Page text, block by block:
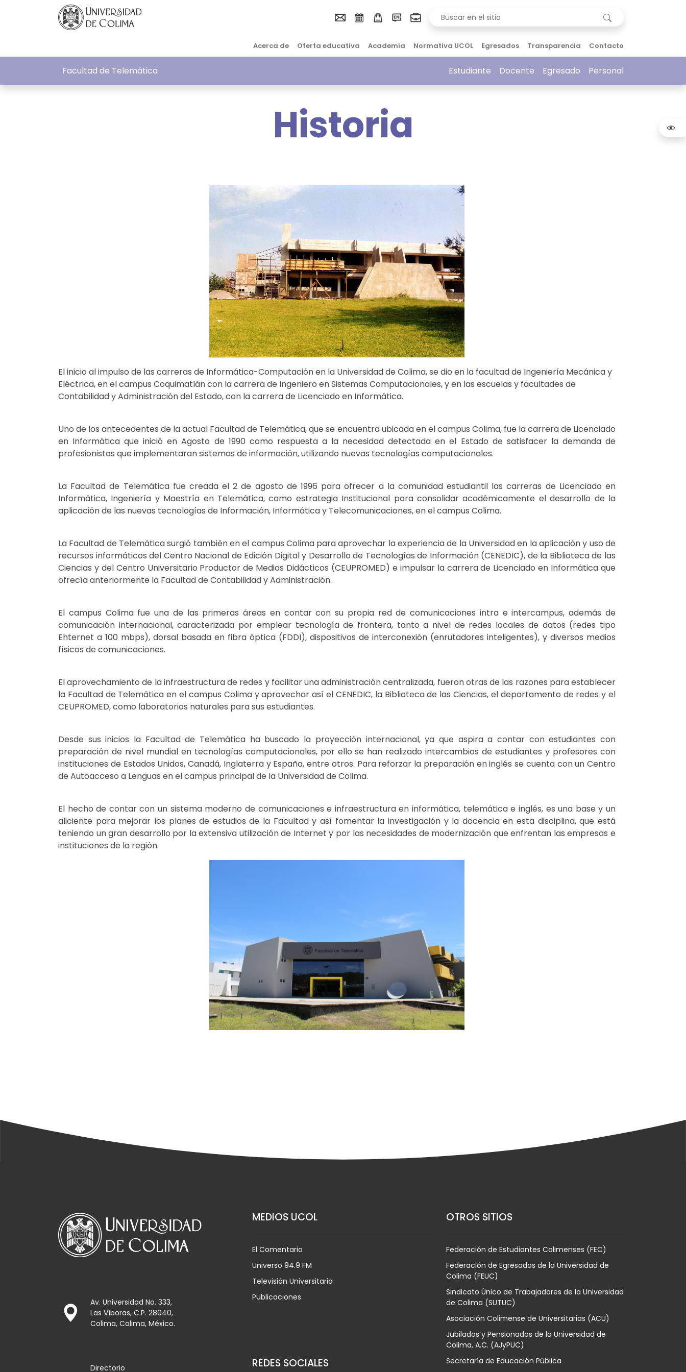
Acerca de Oferta educativa Academia Normativa UCOL Egresados Transparencia Contacto
Facultad de Telemática Estudiante Docente Egresado Personal
Historia
El inicio al impulso de las carreras de Informática-Computación en la Universidad de Colima, se dio en la facultad de Ingeniería Mecánica y
Eléctrica, en el campus Coquimatlán con la carrera de Ingeniero en Sistemas Computacionales, y en las escuelas y facultades de
Contabilidad y Administración del Estado, con la carrera de Licenciado en Informática.
Uno de los antecedentes de la actual Facultad de Telemática, que se encuentra ubicada en el campus Colima, fue la carrera de Licenciado
en Informática que inició en Agosto de 1990 como respuesta a la necesidad detectada en el Estado de satisfacer la demanda de
profesionistas que implementaran sistemas de información, utilizando nuevas tecnologías computacionales.
La Facultad de Telemática fue creada el 2 de agosto de 1996 para ofrecer a la comunidad estudiantil las carreras de Licenciado en
Informática, Ingeniería y Maestría en Telemática, como estrategia Institucional para consolidar académicamente el desarrollo de la
aplicación de las nuevas tecnologías de Información, Informática y Telecomunicaciones, en el campus Colima.
La Facultad de Telemática surgió también en el campus Colima para aprovechar la experiencia de la Universidad en la aplicación y uso de
recursos informáticos del Centro Nacional de Edición Digital y Desarrollo de Tecnologías de Información (CENEDIC), de la Biblioteca de las
Ciencias y del Centro Universitario Productor de Medios Didácticos (CEUPROMED) e impulsar la carrera de Licenciado en Informática que
ofrecía anteriormente la Facultad de Contabilidad y Administración.
El campus Colima fue una de las primeras áreas en contar con su propia red de comunicaciones intra e intercampus, además de
comunicación internacional, caracterizada por emplear tecnología de frontera, tanto a nivel de redes locales de datos (redes tipo
Ehternet a 100 mbps), dorsal basada en fibra óptica (FDDI), dispositivos de interconexión (enrutadores inteligentes), y diversos medios
físicos de comunicaciones.
El aprovechamiento de la infraestructura de redes y facilitar una administración centralizada, fueron otras de las razones para establecer
la Facultad de Telemática en el campus Colima y aprovechar así el CENEDIC, la Biblioteca de las Ciencias, el departamento de redes y el
CEUPROMED, como laboratorios naturales para sus estudiantes.
Desde sus inicios la Facultad de Telemática ha buscado la proyección internacional, ya que aspira a contar con estudiantes con
preparación de nivel mundial en tecnologías computacionales, por ello se han realizado intercambios de estudiantes y profesores con
instituciones de Estados Unidos, Canadá, Inglaterra y España, entre otros. Para reforzar la preparación en inglés se cuenta con un Centro
de Autoacceso a Lenguas en el campus principal de la Universidad de Colima.
El hecho de contar con un sistema moderno de comunicaciones e infraestructura en informática, telemática e inglés, es una base y un
aliciente para mejorar los planes de estudios de la Facultad y así fomentar la investigación y la docencia en esta disciplina, que está
teniendo un gran desarrollo por la extensiva utilización de Internet y por las necesidades de modernización que enfrentan las empresas e
instituciones de la región.
Av. Universidad No. 333,
Las Víboras, C.P. 28040,
Colima, Colima, México.
Directorio
MEDIOS UCOL
El Comentario
Universo 94.9 FM
Televisión Universitaria
Publicaciones
REDES SOCIALES
OTROS SITIOS
Federación de Estudiantes Colimenses (FEC)
Federación de Egresados de la Universidad de
Colima (FEUC)
Sindicato Único de Trabajadores de la Universidad
de Colima (SUTUC)
Asociación Colimense de Universitarias (ACU)
Jubilados y Pensionados de la Universidad de
Colima, A.C. (AJyPUC)
Secretaría de Educación Pública